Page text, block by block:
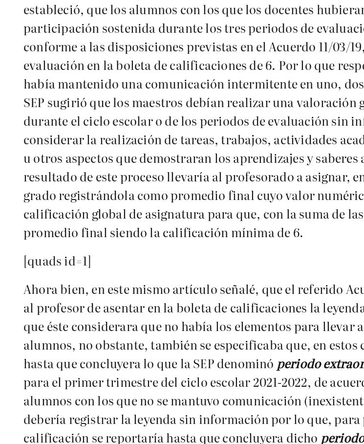
estableció, que los alumnos con los que los docentes
participación sostenida durante los tres periodos de
conforme a las disposiciones previstas en el Acuerdo 11/03/
evaluación en la boleta de calificaciones de 6. Por lo que
había mantenido una comunicación intermitente en uno,
SEP sugirió que los maestros debían realizar una
durante el ciclo escolar o de los periodos de evaluación sin
considerar la realización de tareas, trabajos, actividades
u otros aspectos que demostraran los aprendizajes y
resultado de este proceso llevaría al profesorado a asignar,
grado registrándola como promedio final cuyo valor
calificación global de asignatura para que, con la suma de
promedio final siendo la calificación mínima de 6.
[quads id=1]
Ahora bien, en este mismo artículo señalé, que el referido
al profesor de asentar en la boleta de calificaciones la
que éste considerara que no había los elementos para llevar
alumnos, no obstante, también se especificaba que, en
hasta que concluyera lo que la SEP denominó periodo
para el primer trimestre del ciclo escolar 2021-2022, de
alumnos con los que no se mantuvo comunicación
debería registrar la leyenda sin información por lo que,
calificación se reportaría hasta que concluyera dicho